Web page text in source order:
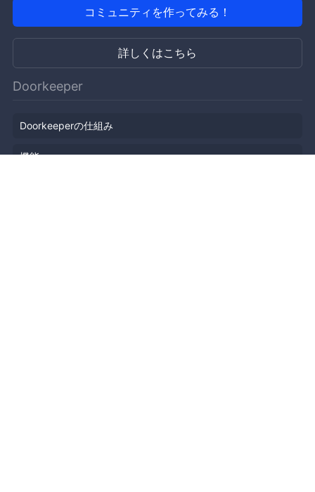
コミュニティを作ってみる！
詳しくはこちら
Doorkeeper
Doorkeeperの仕組み
機能